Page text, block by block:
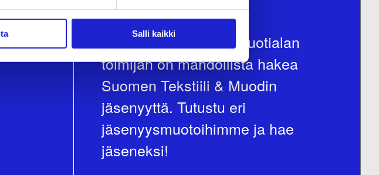
Salli kaikki
Jokaisen tekstiili- ja muotialan
toimijan on mahdollista hakea
Suomen Tekstiili & Muodin
jäsenyyttä. Tutustu eri
jäsenyysmuotoihimme ja hae
jäseneksi!